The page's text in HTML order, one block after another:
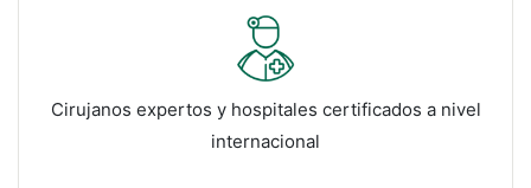
Cirujanos expertos y hospitales certificados a nivel
internacional